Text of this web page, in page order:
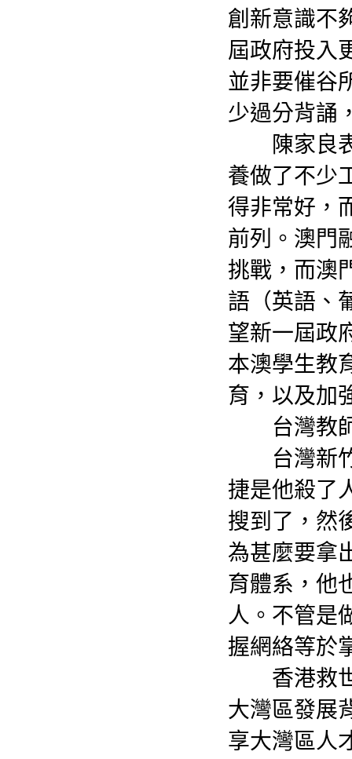
創新意識不
屆政府投入
並非要催谷
少過分背誦
陳家良表
養做了不少
得非常好，
前列。澳門
挑戰，而澳
語（英語、
望新一屆政
本澳學生教
育，以及加
台灣教師
台灣新竹
捷是他殺了
搜到了，然
為甚麼要拿
育體系，他
人。不管是
握網絡等於
香港救世
大灣區發展
享大灣區人